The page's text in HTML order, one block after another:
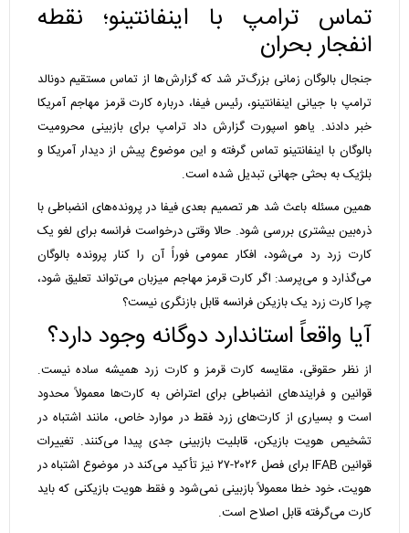
تماس ترامپ با اینفانتینو؛ نقطه
انفجار بحران
جنجال بالوگان زمانی بزرگ‌تر شد که گزارش‌ها از تماس مستقیم دونالد
ترامپ با جیانی اینفانتینو، رئیس فیفا، درباره کارت قرمز مهاجم آمریکا
خبر دادند. یاهو اسپورت گزارش داد ترامپ برای بازبینی محرومیت
بالوگان با اینفانتینو تماس گرفته و این موضوع پیش از دیدار آمریکا و
بلژیک به بحثی جهانی تبدیل شده است.
همین مسئله باعث شد هر تصمیم بعدی فیفا در پرونده‌های انضباطی با
ذره‌بین بیشتری بررسی شود. حالا وقتی درخواست فرانسه برای لغو یک
کارت زرد رد می‌شود، افکار عمومی فوراً آن را کنار پرونده بالوگان
می‌گذارد و می‌پرسد: اگر کارت قرمز مهاجم میزبان می‌تواند تعلیق شود،
چرا کارت زرد یک بازیکن فرانسه قابل بازنگری نیست؟
آیا واقعاً استاندارد دوگانه وجود دارد؟
از نظر حقوقی، مقایسه کارت قرمز و کارت زرد همیشه ساده نیست.
قوانین و فرایندهای انضباطی برای اعتراض به کارت‌ها معمولاً محدود
است و بسیاری از کارت‌های زرد فقط در موارد خاص، مانند اشتباه در
تشخیص هویت بازیکن، قابلیت بازبینی جدی پیدا می‌کنند. تغییرات
قوانین IFAB برای فصل ۲۰۲۶-۲۷ نیز تأکید می‌کند در موضوع اشتباه در
هویت، خود خطا معمولاً بازبینی نمی‌شود و فقط هویت بازیکنی که باید
کارت می‌گرفته قابل اصلاح است.